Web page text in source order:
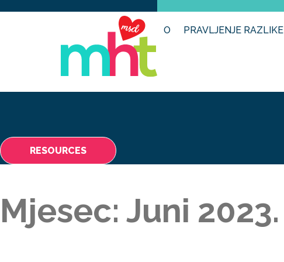
O PRAVLJENJE RAZLIKE
RESOURCES
Mjesec: Juni 2023.